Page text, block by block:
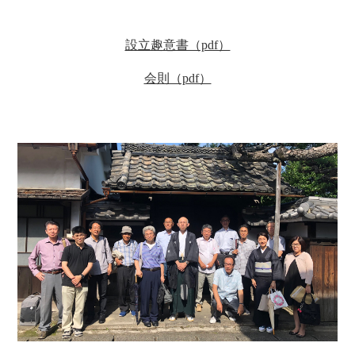
設立趣意書（pdf）
会則（pdf）